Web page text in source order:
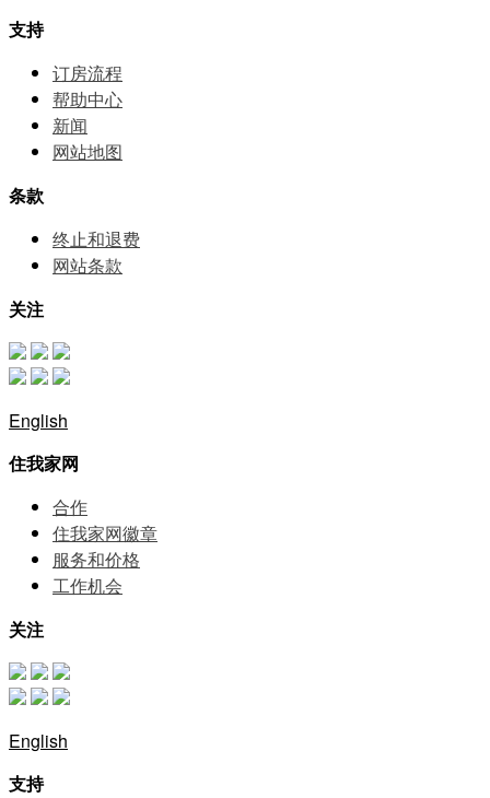
支持
订房流程
帮助中⼼
新闻
网站地图
条款
终止和退费
网站条款
关注
English
住我家网
合作
住我家网徽章
服务和价格
⼯作机会
关注
English
支持